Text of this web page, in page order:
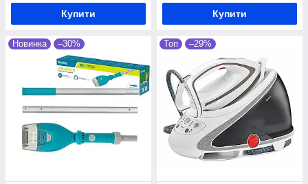
Купити Купити
Новинка –30% Топ –29%